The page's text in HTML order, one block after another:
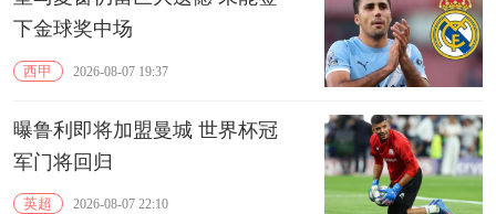
下金球奖中场
西甲 2026-08-07 19:37
曝鲁利即将加盟曼城 世界杯冠
军门将回归
英超 2026-08-07 22:10